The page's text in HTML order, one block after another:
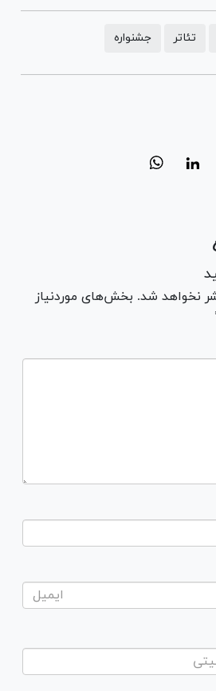
تئاتر جشنواره
نخواهد شد. بخش‌های موردنیاز